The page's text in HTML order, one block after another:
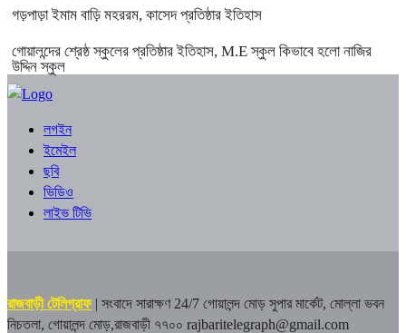
গড়পাড়া ইমাম বাড়ি মহররম, কাসেদ প্রতিষ্ঠার ইতিহাস
গোয়ালন্দের শ্রেষ্ঠ স্কুলের প্রতিষ্ঠার ইতিহাস, M.E স্কুল কিভাবে হলো নাজির
উদ্দিন স্কুল
লগইন
ইমেইল
ছবি
ভিডিও
লাইভ টিভি
রাজবাড়ী টেলিগ্রাফ | সংবাদে সারাক্ষণ 24/7 গোয়ালন্দ মোড় সুপার মার্কেট, মোল্লা ভবন
নিচতলা, গোয়ালন্দ মোড়,রাজবাড়ী ৭৭০০ rajbaritelegraph@gmail.com